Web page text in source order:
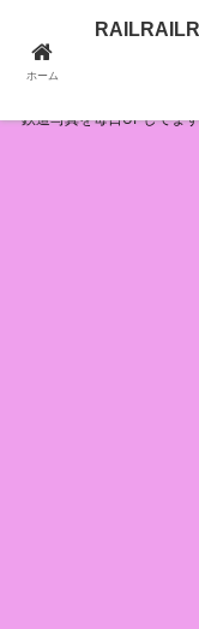
鉄道写真を毎日UPしてま
ホーム